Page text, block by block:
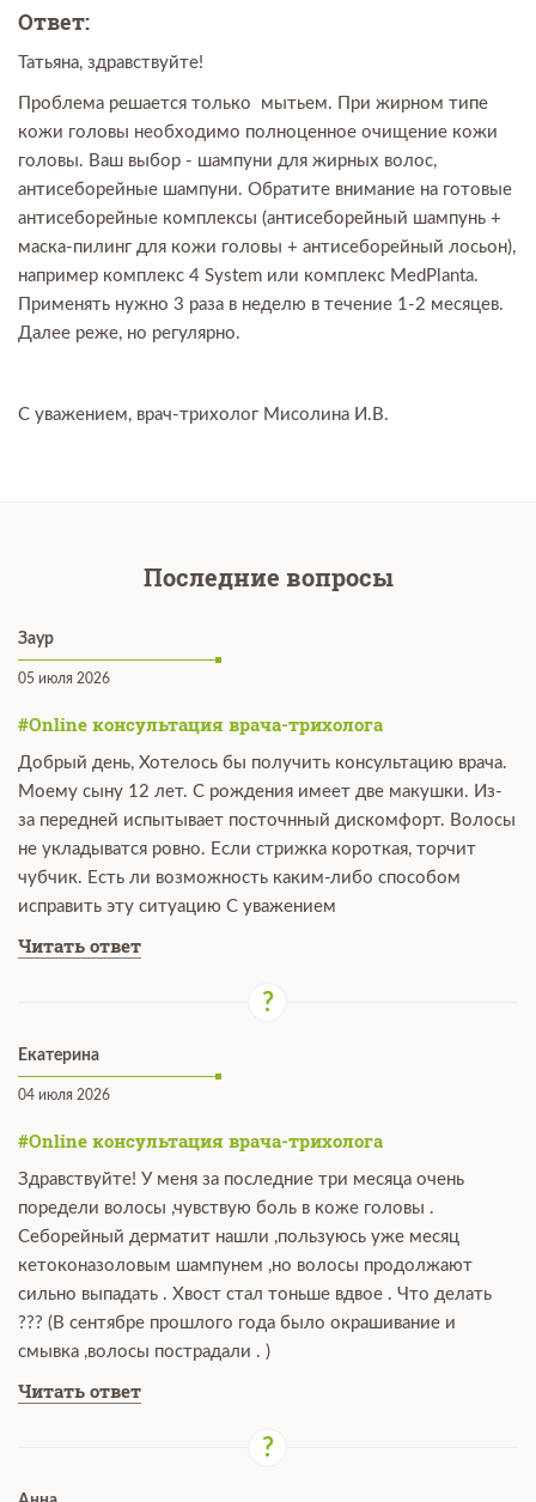
Ответ:
Татьяна, здравствуйте!
Проблема решается только мытьем. При жирном типе
кожи головы необходимо полноценное очищение кожи
головы. Ваш выбор - шампуни для жирных волос,
антисеборейные шампуни. Обратите внимание на готовые
антисеборейные комплексы (антисеборейный шампунь +
маска-пилинг для кожи головы + антисеборейный лосьон),
например комплекс 4 System или комплекс MedPlanta.
Применять нужно 3 раза в неделю в течение 1-2 месяцев.
Далее реже, но регулярно.
С уважением, врач-трихолог Мисолина И.В.
Последние вопросы
Заур
05 июля 2026
#Online консультация врача-трихолога
Добрый день, Хотелось бы получить консультацию врача.
Моему сыну 12 лет. С рождения имеет две макушки. Из-
за передней испытывает посточнный дискомфорт. Волосы
не укладыватся ровно. Если стрижка короткая, торчит
чубчик. Есть ли возможность каким-либо способом
исправить эту ситуацию С уважением
Читать ответ
Екатерина
04 июля 2026
#Online консультация врача-трихолога
Здравствуйте! У меня за последние три месяца очень
поредели волосы ,чувствую боль в коже головы .
Себорейный дерматит нашли ,пользуюсь уже месяц
кетоконазоловым шампунем ,но волосы продолжают
сильно выпадать . Хвост стал тоньше вдвое . Что делать
??? (В сентябре прошлого года было окрашивание и
смывка ,волосы пострадали . )
Читать ответ